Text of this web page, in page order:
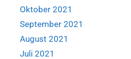
Oktober 2021
September 2021
August 2021
Juli 2021